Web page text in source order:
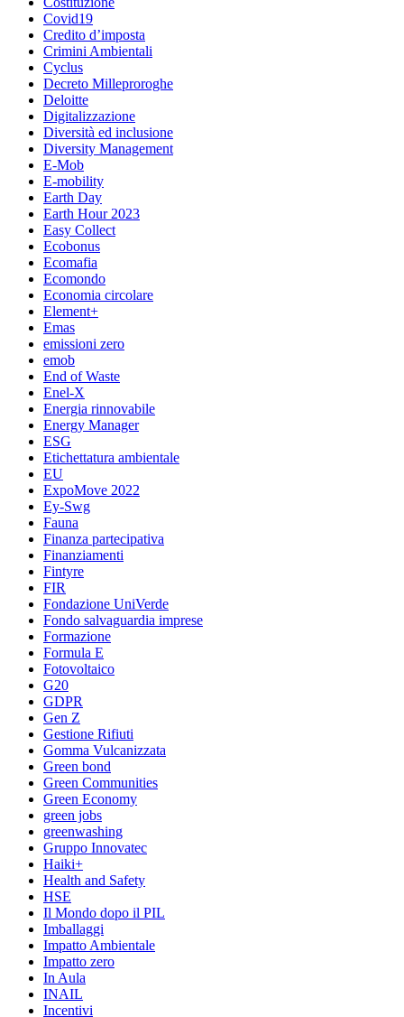
Covid19
Credito d’imposta
Crimini Ambientali
Cyclus
Decreto Milleproroghe
Deloitte
Digitalizzazione
Diversità ed inclusione
Diversity Management
E-Mob
E-mobility
Earth Day
Earth Hour 2023
Easy Collect
Ecobonus
Ecomafia
Ecomondo
Economia circolare
Element+
Emas
emissioni zero
emob
End of Waste
Enel-X
Energia rinnovabile
Energy Manager
ESG
Etichettatura ambientale
EU
ExpoMove 2022
Ey-Swg
Fauna
Finanza partecipativa
Finanziamenti
Fintyre
FIR
Fondazione UniVerde
Fondo salvaguardia imprese
Formazione
Formula E
Fotovoltaico
G20
GDPR
Gen Z
Gestione Rifiuti
Gomma Vulcanizzata
Green bond
Green Communities
Green Economy
green jobs
greenwashing
Gruppo Innovatec
Haiki+
Health and Safety
HSE
Il Mondo dopo il PIL
Imballaggi
Impatto Ambientale
Impatto zero
In Aula
INAIL
Incentivi